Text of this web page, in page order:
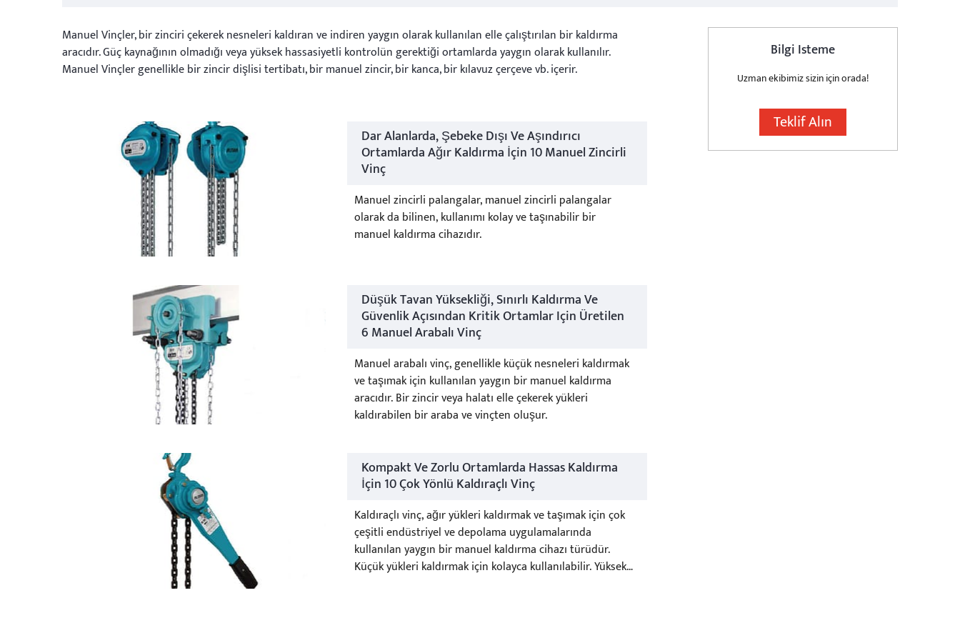
Bilgi Isteme
Uzman ekibimiz sizin için orada!
Teklif Alın
Manuel Vinçler, bir zinciri çekerek nesneleri kaldıran ve indiren yaygın olarak kullanılan elle çalıştırılan bir kaldırma
aracıdır. Güç kaynağının olmadığı veya yüksek hassasiyetli kontrolün gerektiği ortamlarda yaygın olarak kullanılır.
Manuel Vinçler genellikle bir zincir dişlisi tertibatı, bir manuel zincir, bir kanca, bir kılavuz çerçeve vb. içerir.
Dar Alanlarda, Şebeke Dışı Ve Aşındırıcı
Ortamlarda Ağır Kaldırma İçin 10 Manuel Zincirli
Vinç
Manuel zincirli palangalar, manuel zincirli palangalar
olarak da bilinen, kullanımı kolay ve taşınabilir bir
manuel kaldırma cihazıdır.
Düşük Tavan Yüksekliği, Sınırlı Kaldırma Ve
Güvenlik Açısından Kritik Ortamlar Için Üretilen
6 Manuel Arabalı Vinç
Manuel arabalı vinç, genellikle küçük nesneleri kaldırmak
ve taşımak için kullanılan yaygın bir manuel kaldırma
aracıdır. Bir zincir veya halatı elle çekerek yükleri
kaldırabilen bir araba ve vinçten oluşur.
Kompakt Ve Zorlu Ortamlarda Hassas Kaldırma
İçin 10 Çok Yönlü Kaldıraçlı Vinç
Kaldıraçlı vinç, ağır yükleri kaldırmak ve taşımak için çok
çeşitli endüstriyel ve depolama uygulamalarında
kullanılan yaygın bir manuel kaldırma cihazı türüdür.
Küçük yükleri kaldırmak için kolayca kullanılabilir. Yüksek